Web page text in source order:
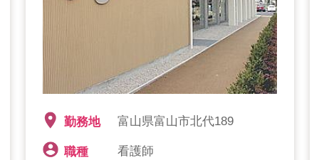
勤務地 富山県富山市北代189
職種 看護師